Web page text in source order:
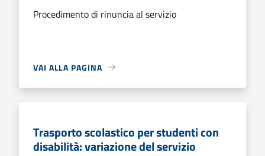
Procedimento di rinuncia al servizio
VAI ALLA PAGINA
Trasporto scolastico per studenti con
disabilità: variazione del servizio